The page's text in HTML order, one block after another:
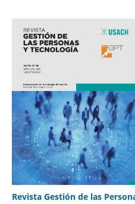
Revista Gestión de las